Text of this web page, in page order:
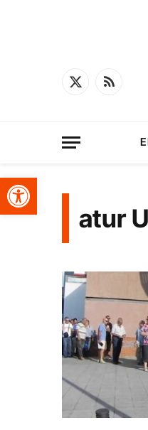
Obre la barra d'eines
X
RSS
atur